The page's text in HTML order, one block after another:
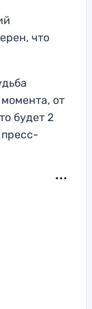
что
от
будет 2